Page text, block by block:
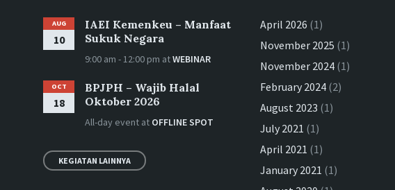
AUG
10
IAEI Kemenkeu – Manfaat
Sukuk Negara
9:00 am - 12:00 pm atWEBINAR
OCT
18
BPJPH – Wajib Halal
Oktober 2026
All-day event at OFFLINE SPOT
KEGIATAN LAINNYA
April 2026 (1)
November 2025 (1)
November 2024 (1)
February 2024 (2)
August 2023 (1)
July 2021 (1)
April 2021 (1)
January 2021 (1)